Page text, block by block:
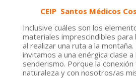
CEIP Santos Médicos
Inclusive cuáles son los
materiales imprescindibles para
al realizar una ruta a la montaña.
invitamos a una enérgica clase
senderismo. Porque la
naturaleza y con nosotros/as